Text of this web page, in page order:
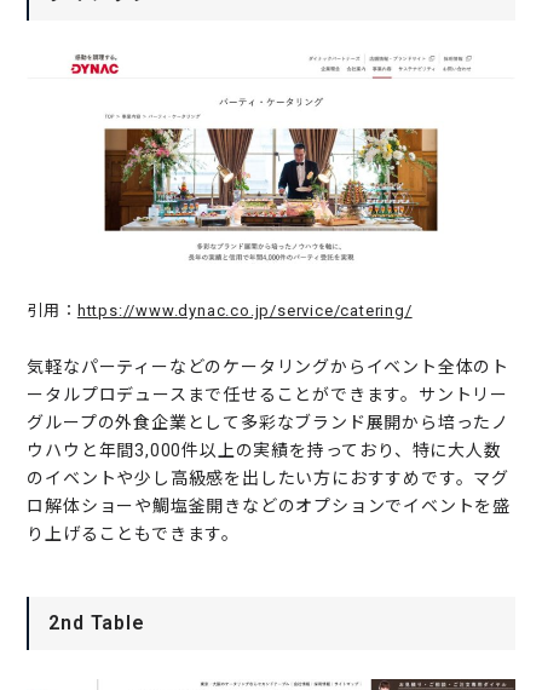
引用： https://www.dynac.co.jp/service/catering/
気軽なパーティーなどのケータリングからイベント全体のト
ータルプロデュースまで任せることができます。サントリー
グループの外食企業として多彩なブランド展開から培ったノ
ウハウと年間3,000件以上の実績を持っており、特に大人数
のイベントや少し高級感を出したい方におすすめです。マグ
ロ解体ショーや鯛塩釜開きなどのオプションでイベントを盛
り上げることもできます。
2nd Table